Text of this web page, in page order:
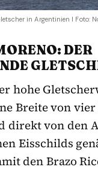
in Argentinien I Foto:
DER
hohe
Breite von
direkt von den
Eisschilds
den Brazo